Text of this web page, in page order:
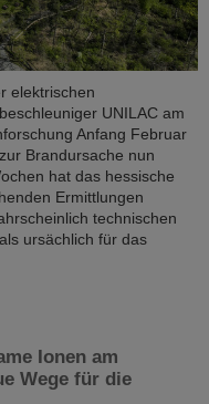
elektrischen
UNILAC am
Anfang Februar
Brandursache nun
hat das hessische
Ermittlungen
technischen
ursächlich für das
Ionen am
Wege für die